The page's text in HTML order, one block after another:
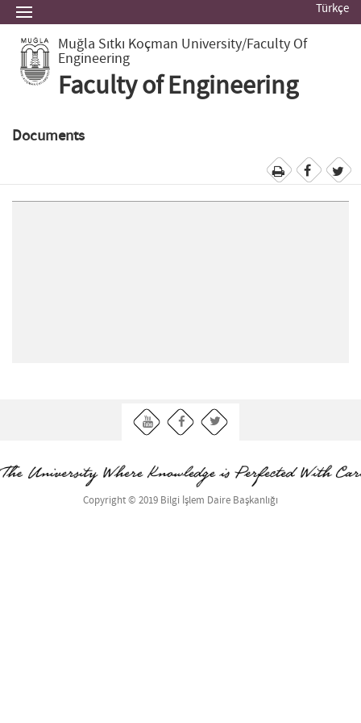
Türkçe
Muğla Sıtkı Koçman University/Faculty Of
Engineering
Faculty of Engineering
Documents
Copyright © 2019 Bilgi İşlem Daire Başkanlığı